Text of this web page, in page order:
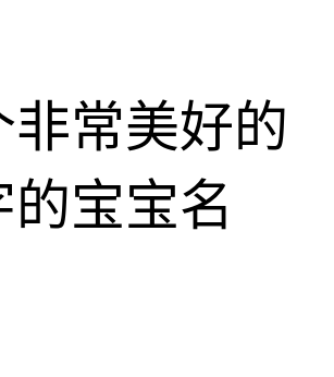
常美好的
宝宝名